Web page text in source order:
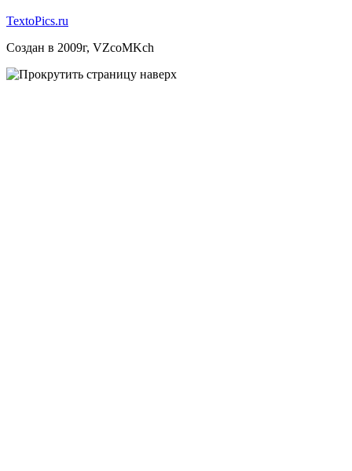
TextoPics.ru
Создан в 2009г, VZcoMKch